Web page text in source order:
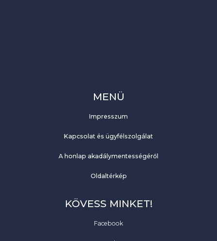
MENÜ
Impresszum
Kapcsolat és ügyfélszolgálat
A honlap akadálymentességéről
Oldaltérkép
KÖVESS MINKET!
Facebook